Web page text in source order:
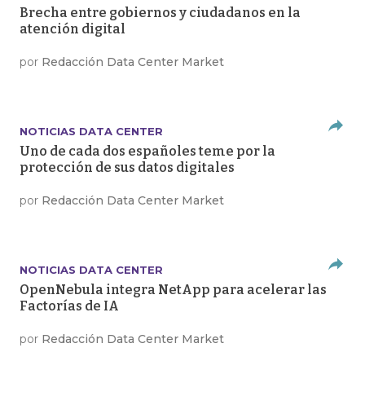
Brecha entre gobiernos y ciudadanos en la
atención digital
por Redacción Data Center Market
NOTICIAS DATA CENTER
Uno de cada dos españoles teme por la
protección de sus datos digitales
por Redacción Data Center Market
NOTICIAS DATA CENTER
OpenNebula integra NetApp para acelerar las
Factorías de IA
por Redacción Data Center Market